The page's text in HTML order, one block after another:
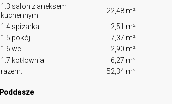
1.3 salon z aneksem
kuchennym
22,48 m²
1.4 spiżarka
2,51 m²
1.5 pokój
7,37 m²
1.6 wc
2,90 m²
1.7 kotłownia
6,27 m²
razem:
52,34 m²
Poddasze